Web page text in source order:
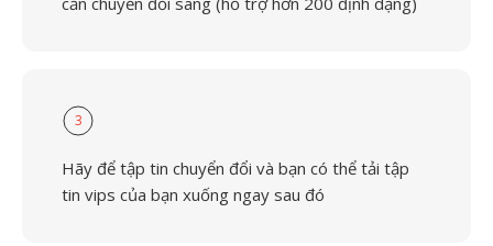
3
Hãy để tập tin chuyển đổi và bạn có thể tải tập
tin vips của bạn xuống ngay sau đó